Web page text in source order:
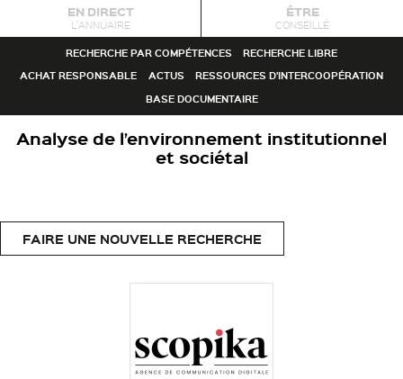
EN DIRECT
L'ANNUAIRE
ÊTRE
CONSEILLÉ
RECHERCHE PAR COMPÉTENCES
RECHERCHE LIBRE
ACHAT RESPONSABLE
ACTUS
RESSOURCES D'INTERCOOPÉRATION
BASE DOCUMENTAIRE
Analyse de l’environnement institutionnel
et sociétal
FAIRE UNE NOUVELLE RECHERCHE